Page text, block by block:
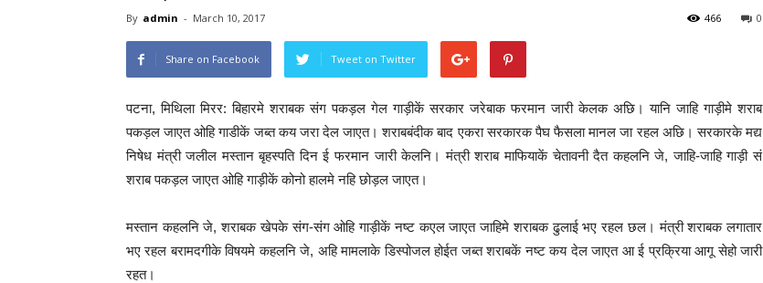
By admin - March 10, 2017 0
466
Share on Facebook Tweet on Twitter
पटना, मिथिला मिरर: बिहारमे शराबक संग पकड़ल गेल गाड़ीकें सरकार जरेबाक फरमान जारी केलक अछि। यानि जाहि गाड़ीमे शराब
पकड़ल जाएत ओहि गाडीकें जब्त कय जरा देल जाएत। शराबबंदीक बाद एकरा सरकारक पैघ फैसला मानल जा रहल अछि। सरकारके मद्य
निषेध मंत्री जलील मस्तान बृहस्पति दिन ई फरमान जारी केलनि। मंत्री शराब माफियाकें चेतावनी दैत कहलनि जे, जाहि-जाहि गाड़ी सं
शराब पकड़ल जाएत ओहि गाड़ीकें कोनो हालमे नहि छोड़ल जाएत।
मस्तान कहलनि जे, शराबक खेपके संग-संग ओहि गाड़ीकें नष्ट कएल जाएत जाहिमे शराबक ढुलाई भए रहल छल। मंत्री शराबक लगातार
भए रहल बरामदगीके विषयमे कहलनि जे, अहि मामलाके डिस्पोजल होईत जब्त शराबकें नष्ट कय देल जाएत आ ई प्रक्रिया आगू सेहो जारी
रहत।